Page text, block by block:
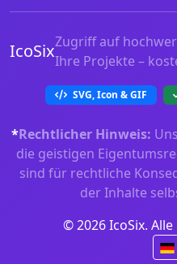
IcoSixZugriff auf
Ihre Projekte –
SVG, Icon & GIF
*Rechtlicher Hinweis:
die geistigen
sind für rechtliche
der Inhalte
© 2026 IcoSix.